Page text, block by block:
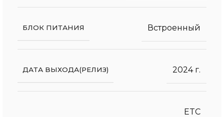
БЛОК ПИТАНИЯ Встроенный
ДАТА ВЫХОДА(РЕЛИЗ) 2024 г.
ETC